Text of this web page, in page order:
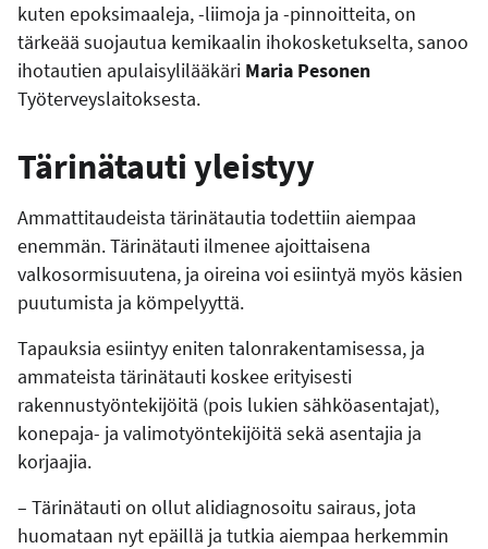
kuten epoksimaaleja, -liimoja ja -pinnoitteita, on
tärkeää suojautua kemikaalin ihokosketukselta, sanoo
ihotautien apulaisylilääkäri Maria Pesonen
Työterveyslaitoksesta.
Tärinätauti yleistyy
Ammattitaudeista tärinätautia todettiin aiempaa
enemmän. Tärinätauti ilmenee ajoittaisena
valkosormisuutena, ja oireina voi esiintyä myös käsien
puutumista ja kömpelyyttä.
Tapauksia esiintyy eniten talonrakentamisessa, ja
ammateista tärinätauti koskee erityisesti
rakennustyöntekijöitä (pois lukien sähköasentajat),
konepaja- ja valimotyöntekijöitä sekä asentajia ja
korjaajia.
– Tärinätauti on ollut alidiagnosoitu sairaus, jota
huomataan nyt epäillä ja tutkia aiempaa herkemmin